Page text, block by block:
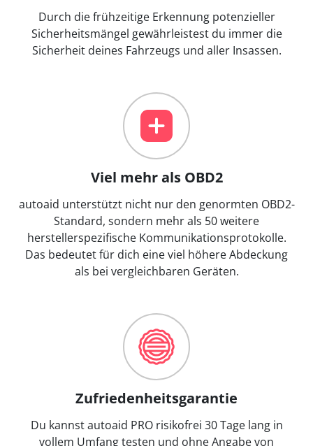
Durch die frühzeitige Erkennung potenzieller
Sicherheitsmängel gewährleistest du immer die
Sicherheit deines Fahrzeugs und aller Insassen.
Viel mehr als OBD2
autoaid unterstützt nicht nur den genormten OBD2-
Standard, sondern mehr als 50 weitere
herstellerspezifische Kommunikationsprotokolle.
Das bedeutet für dich eine viel höhere Abdeckung
als bei vergleichbaren Geräten.
Zufriedenheitsgarantie
Du kannst autoaid PRO risikofrei 30 Tage lang in
vollem Umfang testen und ohne Angabe von